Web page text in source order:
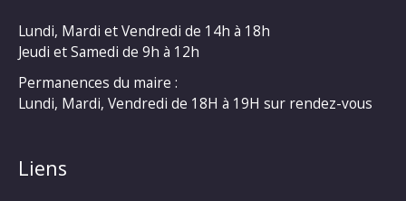
Lundi, Mardi et Vendredi de 14h à 18h
Jeudi et Samedi de 9h à 12h
Permanences du maire :
Lundi, Mardi, Vendredi de 18H à 19H sur rendez-vous
Liens